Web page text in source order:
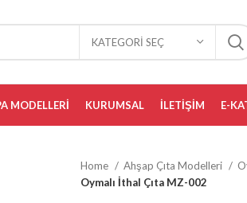
KATEGORI SEÇ
MODELLERI KURUMSAL İLETIŞIM E-
Home Ahşap Çıta Modelleri
Oymalı İthal Çıta MZ-002